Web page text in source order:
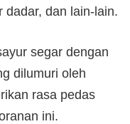
dadar, dan lain-lain.
segar dengan
dilumuri oleh
rasa pedas
ini.